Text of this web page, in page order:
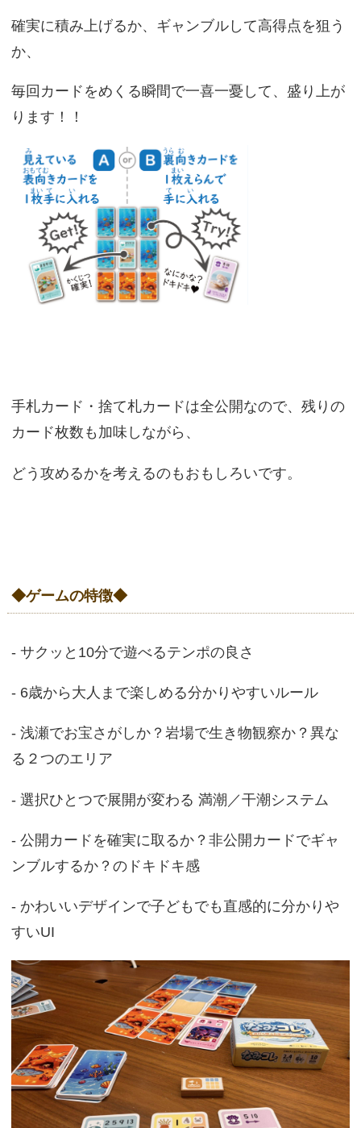
確実に積み上げるか、ギャンブルして高得点を狙う
か、
毎回カードをめくる瞬間で一喜一憂して、盛り上が
ります！！
手札カード・捨て札カードは全公開なので、残りの
カード枚数も加味しながら、
どう攻めるかを考えるのもおもしろいです。
◆ゲームの特徴◆
- サクッと10分で遊べるテンポの良さ
- 6歳から大人まで楽しめる分かりやすいルール
- 浅瀬でお宝さがしか？岩場で生き物観察か？異な
る２つのエリア
- 選択ひとつで展開が変わる 満潮／干潮システム
- 公開カードを確実に取るか？非公開カードでギャ
ンブルするか？のドキドキ感
- かわいいデザインで子どもでも直感的に分かりや
すいUI